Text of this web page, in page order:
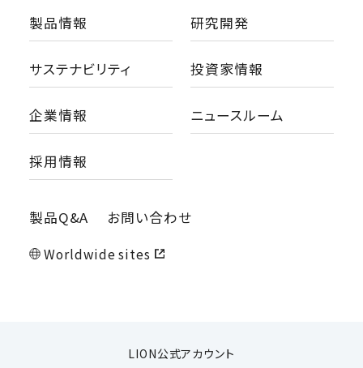
製品情報 研究開発
サステナビリティ 投資家情報
企業情報 ニュースルーム
採用情報
製品Q&A お問い合わせ
Worldwide sites
LION公式アカウント